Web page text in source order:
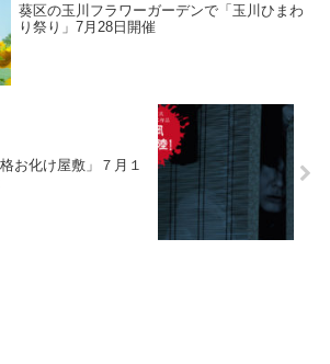
葵区の玉川フラワーガーデンで「玉川ひまわ
り祭り」7月28日開催
お化け屋敷」７月１